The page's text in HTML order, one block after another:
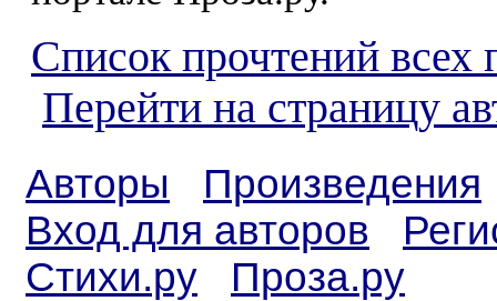
Список прочтений всех
Перейти на страницу
Авторы
Произведения
Вход для авторов
Стихи.ру
Проза.ру